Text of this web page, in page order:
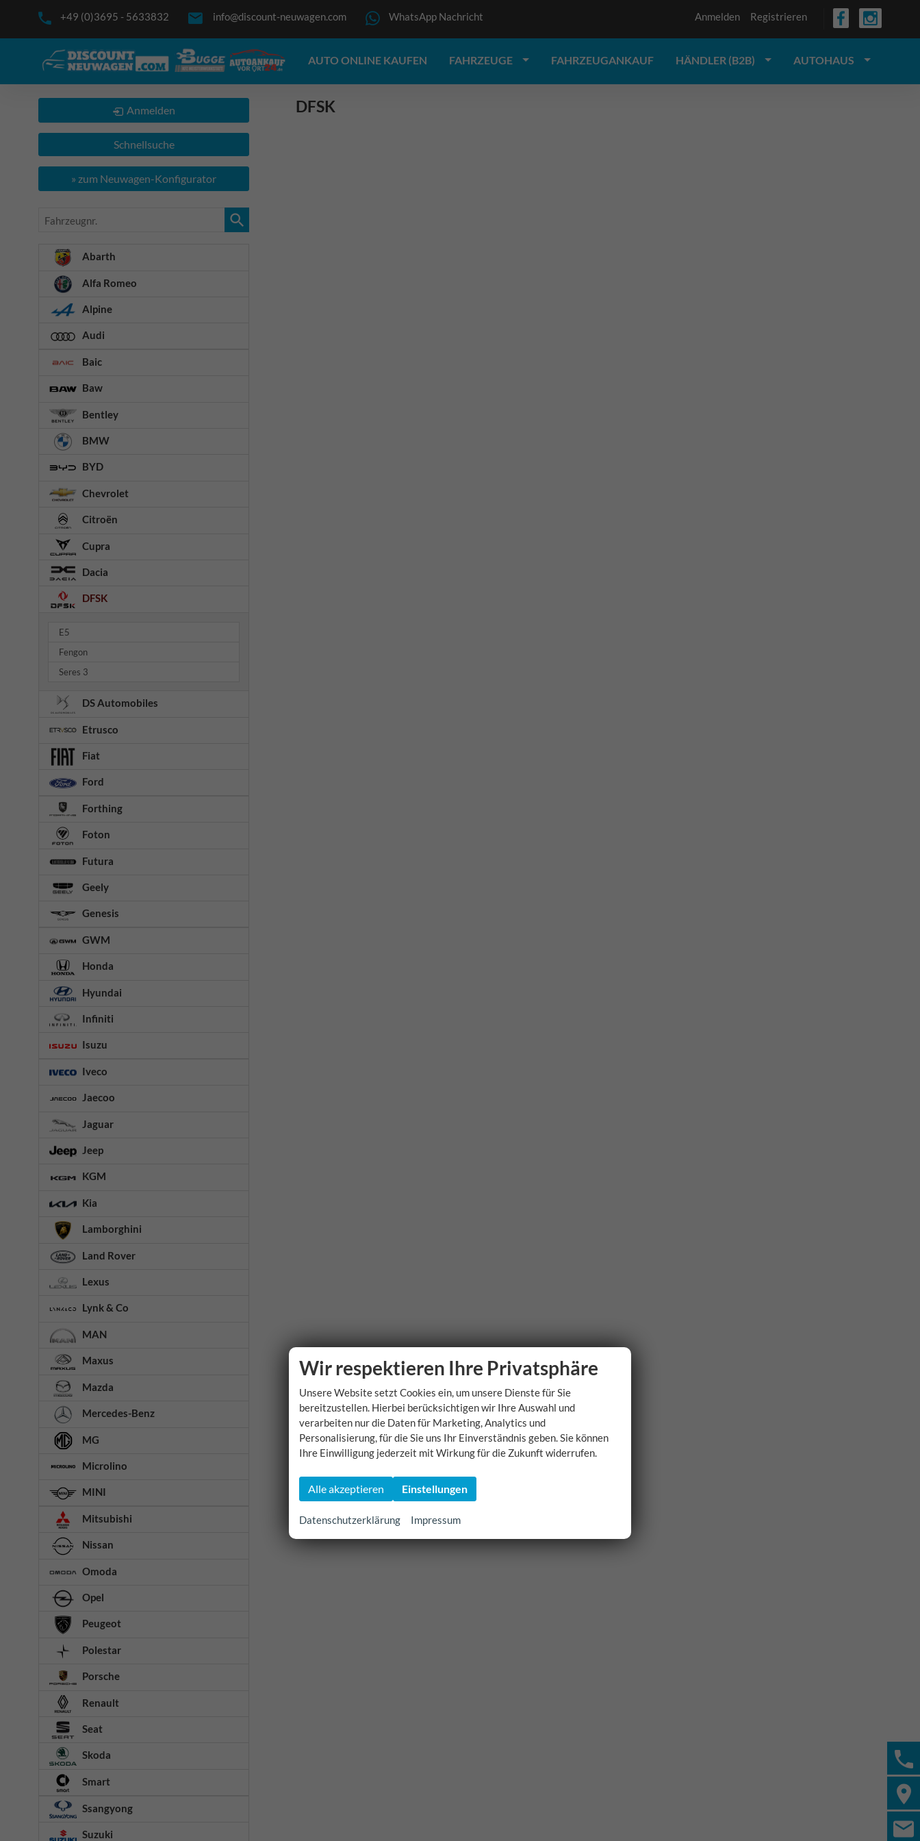
+49 (0)3695 - 5633832 info@discount-neuwagen.com WhatsApp Nachricht Anmelden Registrieren
AUTO ONLINE KAUFEN FAHRZEUGE FAHRZEUGANKAUF HÄNDLER (B2B) AUTOHAUS
DFSK
Anmelden
Schnellsuche
» zum Neuwagen-Konfigurator
Fahrzeugnr.
Abarth
Alfa Romeo
Alpine
Audi
Baic
Baw
Bentley
BMW
BYD
Chevrolet
Citroën
Cupra
Dacia
DFSK
E5
Fengon
Seres 3
DS Automobiles
Etrusco
Fiat
Ford
Forthing
Foton
Futura
Geely
Genesis
GWM
Honda
Hyundai
Infiniti
Isuzu
Iveco
Jaecoo
Jaguar
Jeep
KGM
Kia
Lamborghini
Land Rover
Lexus
Lynk & Co
MAN
Maxus
Mazda
Mercedes-Benz
MG
Microlino
MINI
Mitsubishi
Nissan
Omoda
Opel
Peugeot
Polestar
Porsche
Renault
Seat
Skoda
Smart
Ssangyong
Suzuki
Wir respektieren Ihre Privatsphäre
Unsere Website setzt Cookies ein, um unsere Dienste für Sie
bereitzustellen. Hierbei berücksichtigen wir Ihre Auswahl und
verarbeiten nur die Daten für Marketing, Analytics und
Personalisierung, für die Sie uns Ihr Einverständnis geben. Sie können
Ihre Einwilligung jederzeit mit Wirkung für die Zukunft widerrufen.
Alle akzeptieren Einstellungen
Datenschutzerklärung Impressum